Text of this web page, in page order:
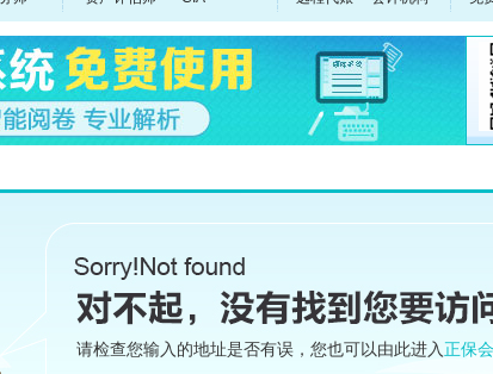
请检查您输入的地址是否有误，您也可以由此进入 正保